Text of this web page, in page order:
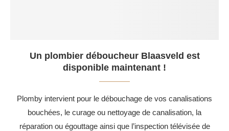
Un plombier déboucheur Blaasveld est
disponible maintenant !
Plomby intervient pour le débouchage de vos canalisations
bouchées, le curage ou nettoyage de canalisation, la
réparation ou égouttage ainsi que l’inspection télévisée de